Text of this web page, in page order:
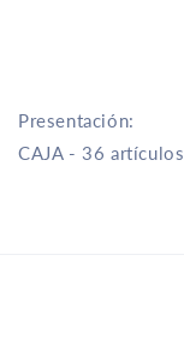
Presentación:
CAJA - 36 artículos